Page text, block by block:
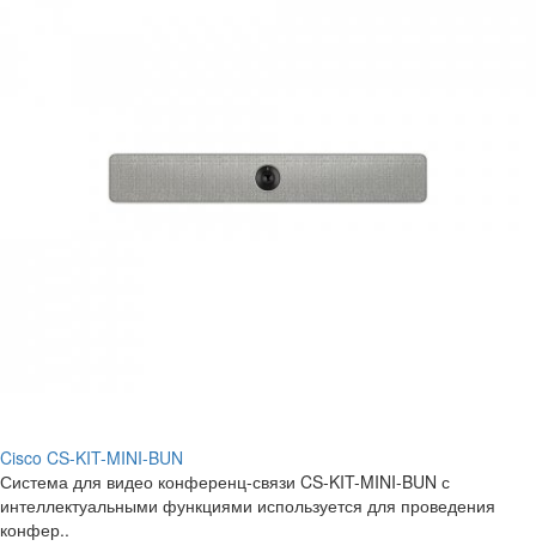
Cisco CS-KIT-MINI-BUN
Система для видео конференц-связи CS-KIT-MINI-BUN с
интеллектуальными функциями используется для проведения
конфер..